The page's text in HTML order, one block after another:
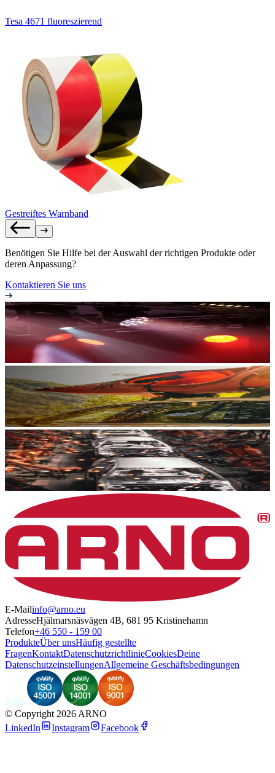
Tesa 4671 fluoreszierend
Gestreiftes Warnband
Benötigen Sie Hilfe bei der Auswahl der richtigen Produkte oder
deren Anpassung?
Kontaktieren Sie uns
E-Mailinfo@arno.eu
AdresseHjälmarsnäsvägen 4B, 681 95 Kristinehamn
Telefon+46 550 - 159 00
ProdukteÜber unsHäufig gestellte
FragenKontaktDatenschutzrichtlinieCookiesDeine
DatenschutzeinstellungenAllgemeine Geschäftsbedingungen
© Copyright 2026 ARNO
LinkedIn
Instagram Facebook